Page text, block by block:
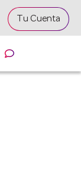
Tu Cuenta